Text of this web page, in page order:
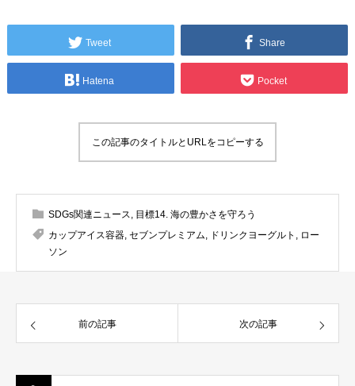
Tweet Share
Hatena Pocket
この記事のタイトルとURLをコピーする
SDGs関連ニュース, 目標14. 海の豊かさを守ろう
カップアイス容器, セブンプレミアム, ドリンクヨーグルト , ロー
ソン
前の記事 次の記事